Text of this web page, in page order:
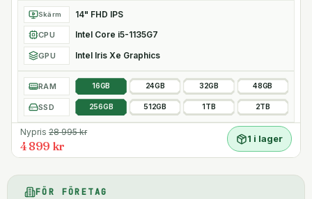
Skärm 14" FHD IPS
CPU Intel Core i5-1135G7
GPU Intel Iris Xe Graphics
RAM 16GB 24GB 32GB 48GB
SSD 256GB 512GB 1TB 2TB
Nypris 28 995kr
4 899 kr
1 i lager
FÖR FÖRETAG